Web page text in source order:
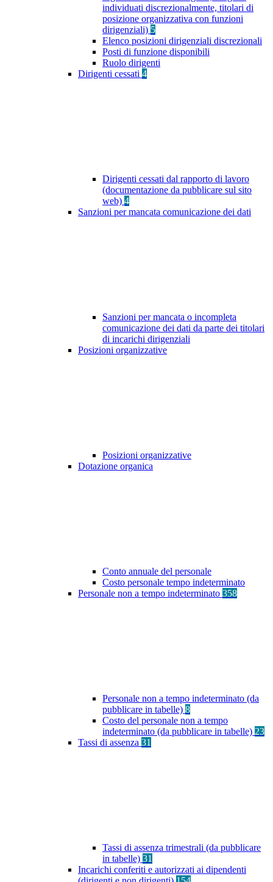
individuati discrezionalmente, titolari di
posizione organizzativa con funzioni
dirigenziali) 5
Elenco posizioni dirigenziali discrezionali
Posti di funzione disponibili
Ruolo dirigenti
Dirigenti cessati 4
Dirigenti cessati dal rapporto di lavoro
(documentazione da pubblicare sul sito
web) 4
Sanzioni per mancata comunicazione dei dati
Sanzioni per mancata o incompleta
comunicazione dei dati da parte dei titolari
di incarichi dirigenziali
Posizioni organizzative
Posizioni organizzative
Dotazione organica
Conto annuale del personale
Costo personale tempo indeterminato
Personale non a tempo indeterminato 358
Personale non a tempo indeterminato (da
pubblicare in tabelle) 8
Costo del personale non a tempo
indeterminato (da pubblicare in tabelle) 23
Tassi di assenza 31
Tassi di assenza trimestrali (da pubblicare
in tabelle) 31
Incarichi conferiti e autorizzati ai dipendenti